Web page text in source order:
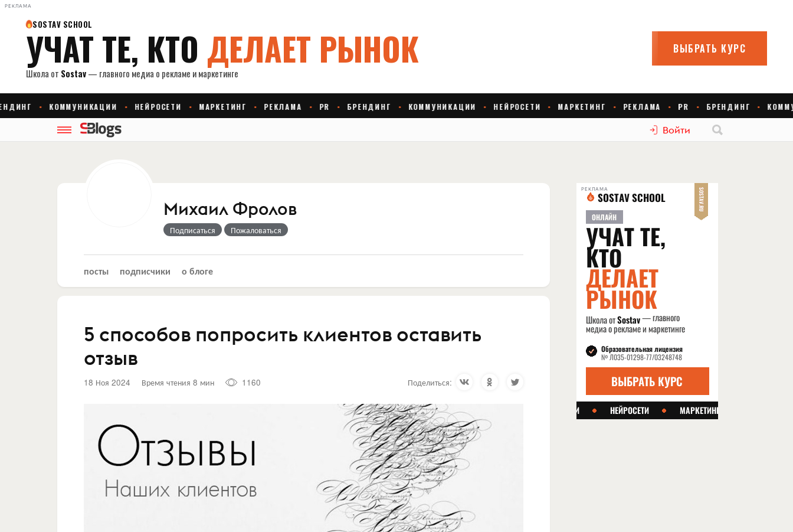
РЕКЛАМА
Войти
Михаил Фролов
Подписаться Пожаловаться
посты подписчики о блоге
5 способов попросить клиентов оставить
отзыв
18 Ноя 2024 Время чтения 8 мин 1160 Поделиться:
РЕКЛАМА